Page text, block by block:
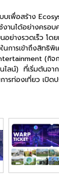
บเพื่อสร้าง
งานได้อย่างคร
อย่างรวดเร็ว โด
นการเข้าถึงสิทธิพิ
(กิจ
ลน์) ที่เริ่มต้นจาก
รท่องเที่ยว เปิด